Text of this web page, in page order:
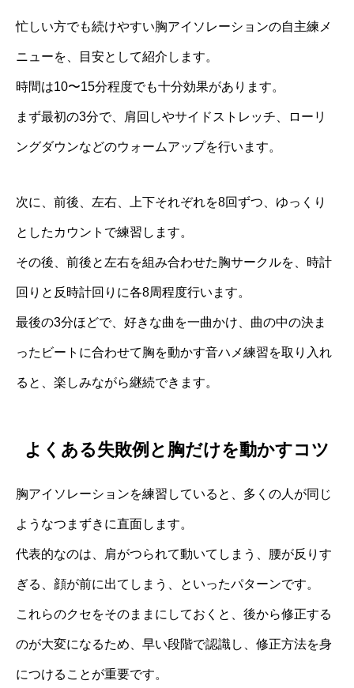
忙しい方でも続けやすい胸アイソレーションの自主練メ
ニューを、目安として紹介します。
時間は10〜15分程度でも十分効果があります。
まず最初の3分で、肩回しやサイドストレッチ、ローリ
ングダウンなどのウォームアップを行います。
次に、前後、左右、上下それぞれを8回ずつ、ゆっくり
としたカウントで練習します。
その後、前後と左右を組み合わせた胸サークルを、時計
回りと反時計回りに各8周程度行います。
最後の3分ほどで、好きな曲を一曲かけ、曲の中の決ま
ったビートに合わせて胸を動かす音ハメ練習を取り入れ
ると、楽しみながら継続できます。
よくある失敗例と胸だけを動かすコツ
胸アイソレーションを練習していると、多くの人が同じ
ようなつまずきに直面します。
代表的なのは、肩がつられて動いてしまう、腰が反りす
ぎる、顔が前に出てしまう、といったパターンです。
これらのクセをそのままにしておくと、後から修正する
のが大変になるため、早い段階で認識し、修正方法を身
につけることが重要です。